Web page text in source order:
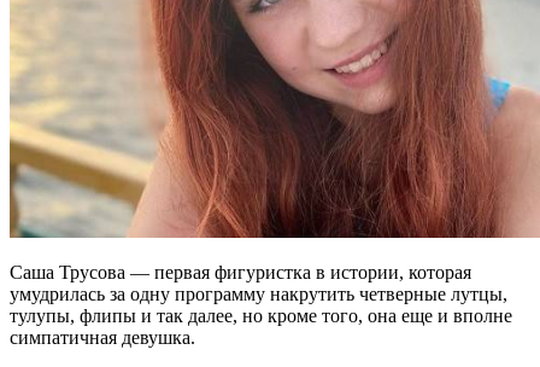
Саша Трусова — первая фигуристка в истории, которая
умудрилась за одну программу накрутить четверные лутцы,
тулупы, флипы и так далее, но кроме того, она еще и вполне
симпатичная девушка.